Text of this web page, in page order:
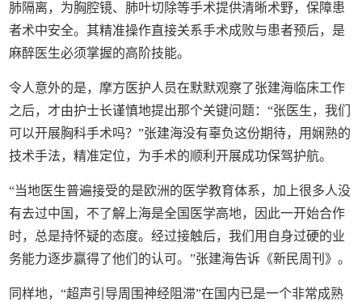
肺隔离，为胸腔镜、肺叶切除等手术提供清晰术野，保障患
者术中安全。其精准操作直接关系手术成败与患者预后，是
麻醉医生必须掌握的高阶技能。
令人意外的是，摩方医护人员在默默观察了张建海临床工作
之后，才由护士长谨慎地提出那个关键问题：“张医生，我们
可以开展胸科手术吗？”张建海没有辜负这份期待，用娴熟的
技术手法，精准定位，为手术的顺利开展成功保驾护航。
“当地医生普遍接受的是欧洲的医学教育体系，加上很多人没
有去过中国，不了解上海是全国医学高地，因此一开始合作
时，总是持怀疑的态度。经过接触后，我们用自身过硬的业
务能力逐步赢得了他们的认可。”张建海告诉《新民周刊》。
同样地，“超声引导周围神经阻滞”在国内已是一个非常成熟